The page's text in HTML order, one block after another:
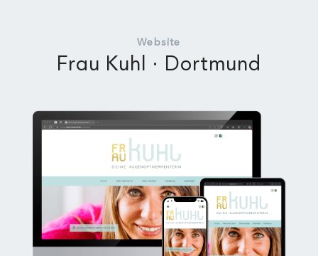
Website
Frau Kuhl · Dortmund